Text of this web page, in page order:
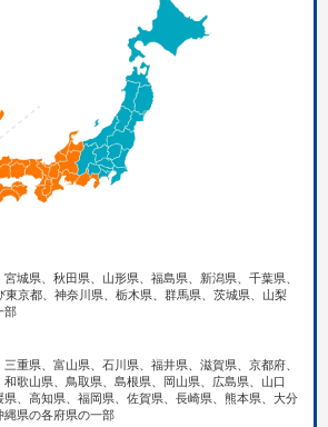
城県、秋田県、山形県、福島県、新潟県、千葉県、
東京都、神奈川県、栃木県、群馬県、茨城県、山梨
部
重県、富山県、石川県、福井県、滋賀県、京都府、
歌山県、鳥取県、島根県、岡山県、広島県、山口
、高知県、福岡県、佐賀県、長崎県、熊本県、大分
縄県の各府県の一部